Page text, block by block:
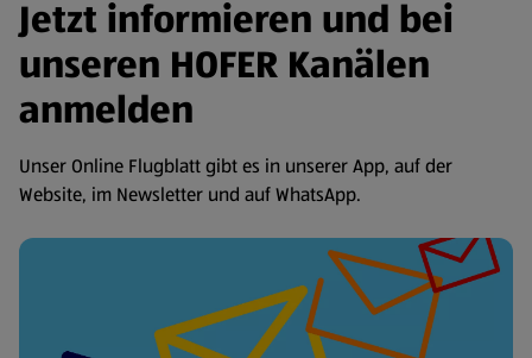
Jetzt informieren und bei
unseren HOFER Kanälen
anmelden
Unser Online Flugblatt gibt es in unserer App, auf der
Website, im Newsletter und auf WhatsApp.